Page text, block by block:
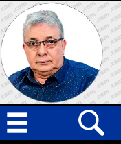
Skip
to
content